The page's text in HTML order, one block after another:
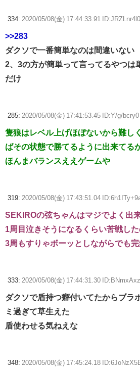
334: 2020/05/08(金) 17:44:33.91 ID:JRZLnr4l0
>>283
ダクソで一番簡単なのは間違いない
2、3の方が簡単って言ってるやつは
だけ
285: 2020/05/08(金) 17:41:53.45 ID:Y/g/bcry0
隻狼はレベル上げほぼないから難し
ばその状態で勝てるように出来てる
ほんまバランスええゲームや
319: 2020/05/08(金) 17:43:51.04
SEKIROの弦ちゃんはマジでよく出
1周目泣きそうになるくらい苦戦し
3周もすりゃボーッとしながらでも
333: 2020/05/08(金) 17:44:31.30
ダクソで盾持つ癖付いてたからブラ
ミ過ぎて草生えた
盾使わせる気ねえな
348: 2020/05/08(金) 17:45:24.18